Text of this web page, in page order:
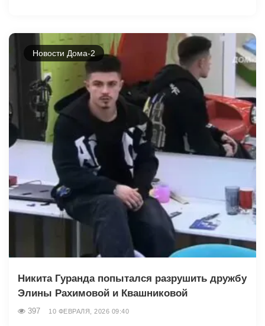
Новости Дома-2
Никита Гуранда попытался разрушить дружбу
Элины Рахимовой и Квашниковой
397 10 ФЕВРАЛЯ, 2026 09:40